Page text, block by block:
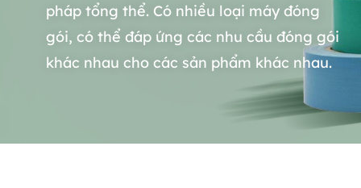
pháp tổng thể. Có nhiều loại máy đóng
gói, có thể đáp ứng các nhu cầu đóng gói
khác nhau cho các sản phẩm khác nhau.